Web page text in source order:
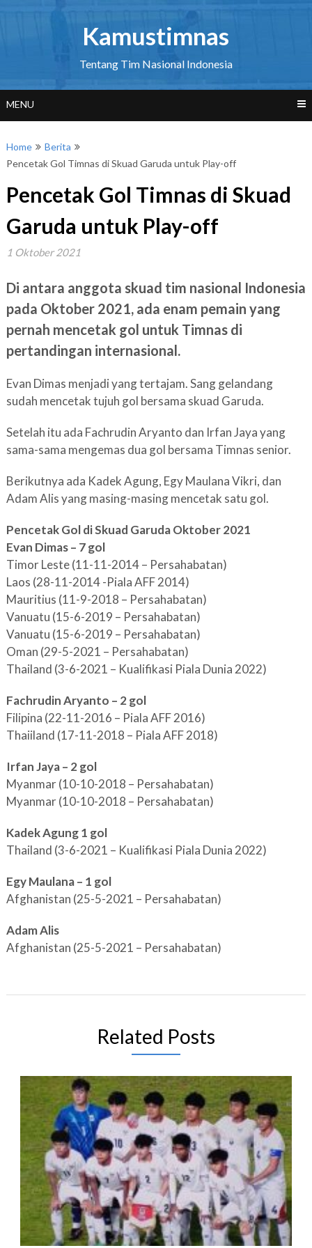
Kamustimnas
Tentang Tim Nasional Indonesia
MENU
Home
Berita
Pencetak Gol Timnas di Skuad Garuda untuk Play-off
Pencetak Gol Timnas di Skuad
Garuda untuk Play-off
1 Oktober 2021
Di antara anggota skuad tim nasional Indonesia
pada Oktober 2021, ada enam pemain yang
pernah mencetak gol untuk Timnas di
pertandingan internasional.
Evan Dimas menjadi yang tertajam. Sang gelandang
sudah mencetak tujuh gol bersama skuad Garuda.
Setelah itu ada Fachrudin Aryanto dan Irfan Jaya yang
sama-sama mengemas dua gol bersama Timnas senior.
Berikutnya ada Kadek Agung, Egy Maulana Vikri, dan
Adam Alis yang masing-masing mencetak satu gol.
Pencetak Gol di Skuad Garuda Oktober 2021
Evan Dimas – 7 gol
Timor Leste (11-11-2014 – Persahabatan)
Laos (28-11-2014 -Piala AFF 2014)
Mauritius (11-9-2018 – Persahabatan)
Vanuatu (15-6-2019 – Persahabatan)
Vanuatu (15-6-2019 – Persahabatan)
Oman (29-5-2021 – Persahabatan)
Thailand (3-6-2021 – Kualifikasi Piala Dunia 2022)
Fachrudin Aryanto – 2 gol
Filipina (22-11-2016 – Piala AFF 2016)
Thaiiland (17-11-2018 – Piala AFF 2018)
Irfan Jaya – 2 gol
Myanmar (10-10-2018 – Persahabatan)
Myanmar (10-10-2018 – Persahabatan)
Kadek Agung 1 gol
Thailand (3-6-2021 – Kualifikasi Piala Dunia 2022)
Egy Maulana – 1 gol
Afghanistan (25-5-2021 – Persahabatan)
Adam Alis
Afghanistan (25-5-2021 – Persahabatan)
Related Posts